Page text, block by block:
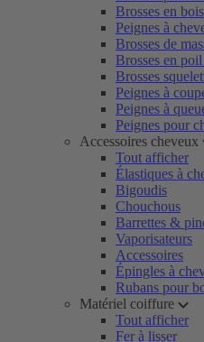
Brosses en bois
Peignes à
Brosses de
Brosses en
Brosses
Peignes à
Peignes à
Peignes pour
Accessoires cheveux
Tout afficher
Élastiques à
Bigoudis
Chouchous
Barrettes &
Vaporisateurs
Accessoires
Épingles à
Rubans pour
Matériel coiffure
Tout afficher
Fer à lisser